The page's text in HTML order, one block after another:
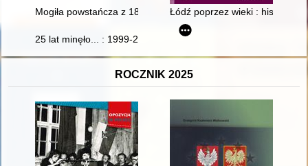
Mogiła powstańcza z 1863 roku w Nowej Wsi (cienińskiej)
Łódź poprzez wieki : historia
25 lat minęło... : 1999-2024 : jubileusz Samorządowej
ROCZNIK 2025